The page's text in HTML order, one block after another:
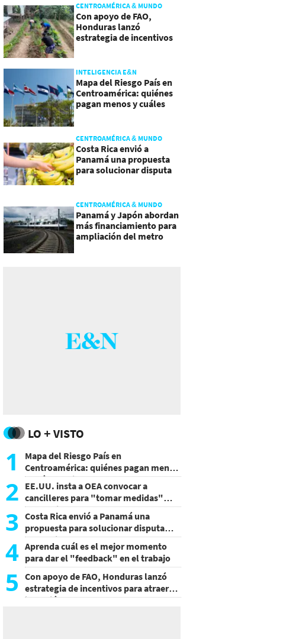
CENTROAMÉRICA & MUNDO
Con apoyo de FAO,
Honduras lanzó
estrategia de incentivos
INTELIGENCIA E&N
Mapa del Riesgo País en
Centroamérica: quiénes
pagan menos y cuáles
CENTROAMÉRICA & MUNDO
Costa Rica envió a
Panamá una propuesta
para solucionar disputa
CENTROAMÉRICA & MUNDO
Panamá y Japón abordan
más financiamiento para
ampliación del metro
LO + VISTO
1
Mapa del Riesgo País en
Centroamérica: quiénes pagan menos
y cuáles mejoraron
2 EE.UU. insta a OEA convocar a
cancilleres para "tomar medidas"
sobre Nicaragua
3 Costa Rica envió a Panamá una
propuesta para solucionar disputa
comercial
4 Aprenda cuál es el mejor momento
para dar el "feedback" en el trabajo
5
Con apoyo de FAO, Honduras lanzó
estrategia de incentivos para atraer
inversión al agro